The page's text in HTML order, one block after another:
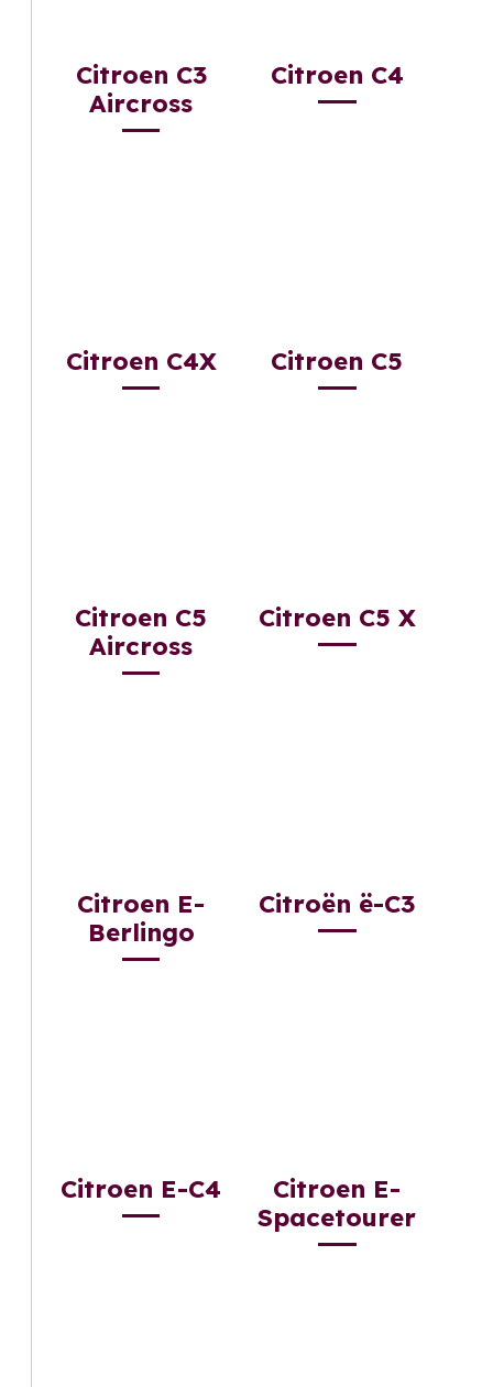
Citroen C3
Aircross
Citroen C4
Citroen C4X Citroen C5
Citroen C5
Aircross
Citroen C5 X
Citroen E-
Berlingo
Citroën ë-C3
Citroen E-C4
Citroen E-
Spacetourer